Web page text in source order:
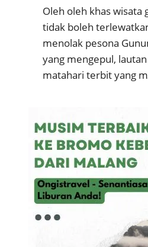
Oleh oleh khas wisata
tidak boleh
menolak pesona
yang mengepul,
matahari terbit yang